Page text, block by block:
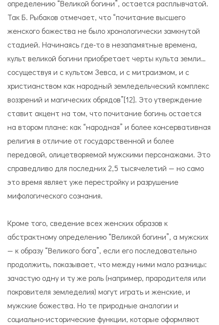
определению “Великой богини”, остается расплывчатой.
Так Б. Рыбаков отмечает, что “почитание высшего
женского божества не было хронологически замкнутой
стадией. Начинаясь где-то в незапамятные времена,
культ великой богини приобретает черты культа земли…
сосуществуя и с культом Зевса, и с митраизмом, и с
христианством как народный земледельческий комплекс
воззрений и магических обрядов”[12]. Это утверждение
ставит акцент на том, что почитание богинь остается
на втором плане: как “народная” и более консервативная
религия в отличие от государственной и более
передовой, олицетворяемой мужскими персонажами. Это
справедливо для последних 2,5 тысячелетий — но само
это время являет уже перестройку и разрушение
мифологического сознания.
Кроме того, сведение всех женских образов к
абстрактному определению “Великой богини”, а мужских
— к образу “Великого бога”, если его последовательно
продолжить, показывает, что между ними мало разницы:
зачастую одну и ту же роль (например, прародителя или
покровителя земледелия) могут играть и женские, и
мужские божества. Но те природные аналогии и
социально-исторические функции, которые оформляют